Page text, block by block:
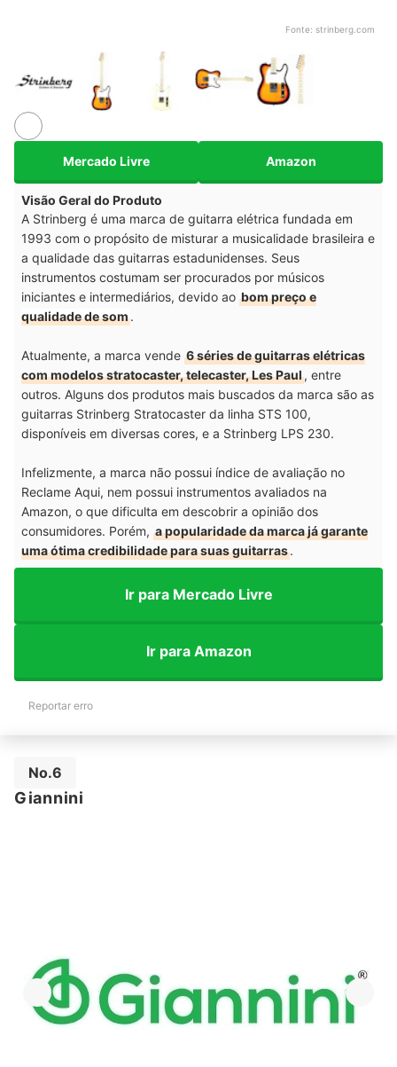
Fonte: strinberg.com
Mercado Livre Amazon
Visão Geral do Produto
A Strinberg é uma marca de guitarra elétrica fundada em
1993 com o propósito de misturar a musicalidade brasileira e
a qualidade das guitarras estadunidenses. Seus
instrumentos costumam ser procurados por músicos
iniciantes e intermediários, devido ao bom preço e
qualidade de som.
Atualmente, a marca vende 6 séries de guitarras elétricas
com modelos stratocaster, telecaster, Les Paul, entre
outros. Alguns dos produtos mais buscados da marca são as
guitarras Strinberg Stratocaster da linha STS 100,
disponíveis em diversas cores, e a Strinberg LPS 230.
Infelizmente, a marca não possui índice de avaliação no
Reclame Aqui, nem possui instrumentos avaliados na
Amazon, o que dificulta em descobrir a opinião dos
consumidores. Porém, a popularidade da marca já garante
uma ótima credibilidade para suas guitarras.
Ir para Mercado Livre
Ir para Amazon
Reportar erro
No.6
Giannini